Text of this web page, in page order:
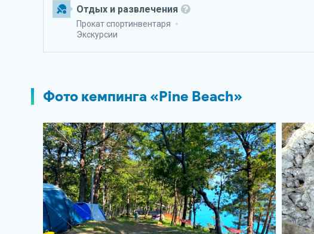
Отдых и развлечения
Прокат спортинвентаря
Экскурсии
Фото кемпинга «Pine Beach»